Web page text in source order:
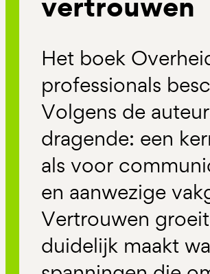
Het boek
professionals
Volgens de
dragende: een
als voor
en aanwezige
Vertrouwen
duidelijk maakt